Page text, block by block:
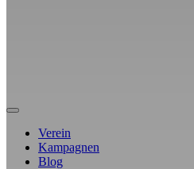
Verein
Kampagnen
Blog